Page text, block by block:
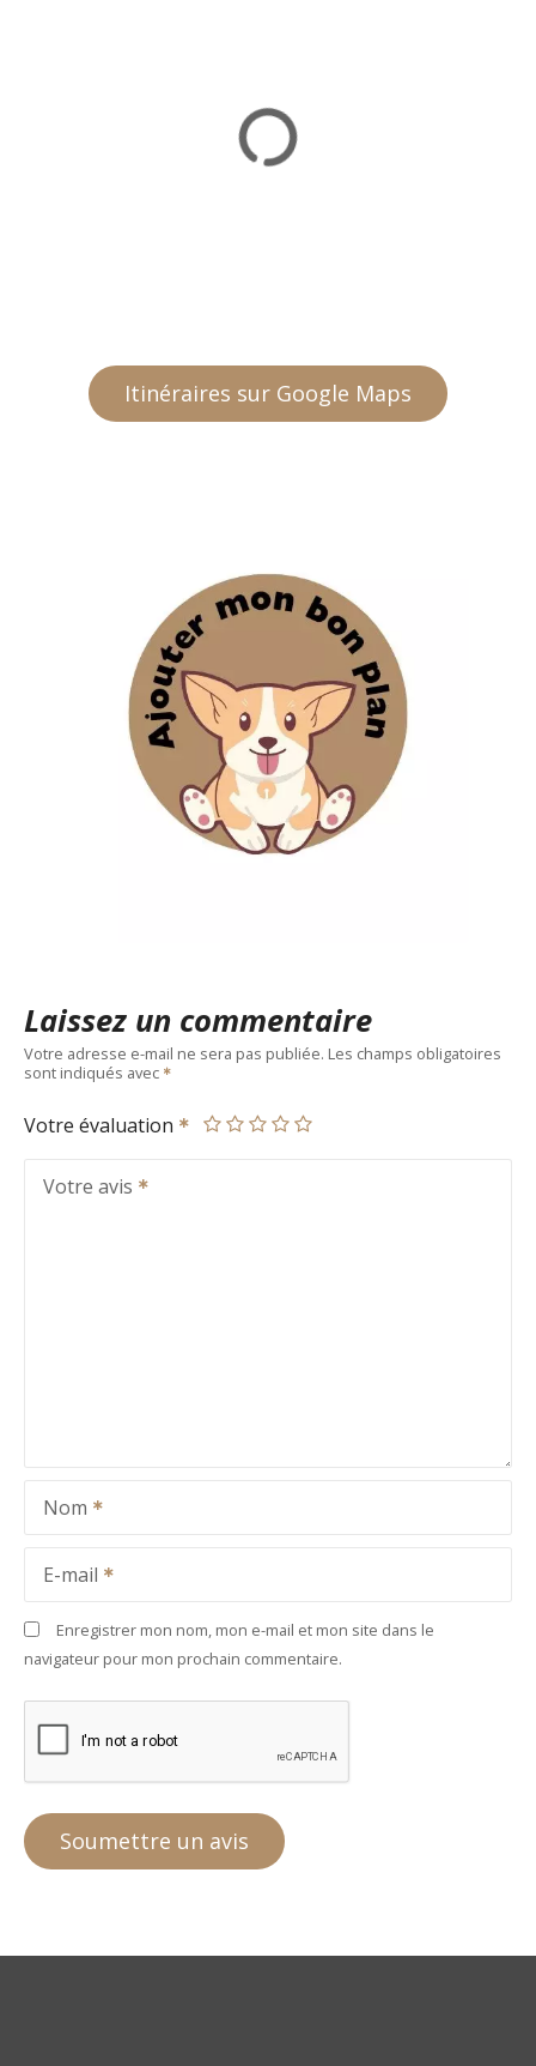
Itinéraires sur Google Maps
Laissez un commentaire
Votre adresse e-mail ne sera pas publiée. Les champs obligatoires
sont indiqués avec
Votre évaluation
Votre avis
Nom
E-mail
Enregistrer mon nom, mon e-mail et mon site dans le
navigateur pour mon prochain commentaire.